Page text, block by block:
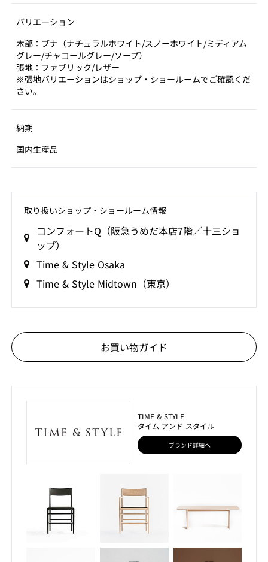
バリエーション
木部：ブナ（ナチュラルホワイト/スノーホワイト/ミディアム
グレー/チャコールグレー/ソープ）
張地：ファブリック/レザー
※張地バリエーションはショップ・ショールームでご確認くだ
さい。
納期
国内生産品
取り扱いショップ‧ショールーム情報
コンフォートQ（阪急うめだ本店7階／十三ショ
ップ）
Time & Style Osaka
Time & Style Midtown（東京）
お買い物ガイド
TIME & STYLE
タイム アンド スタイル
ブランド詳細へ